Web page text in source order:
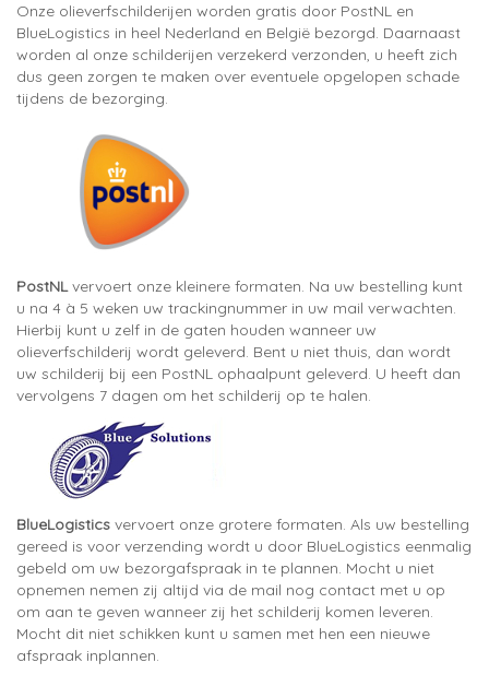
Onze olieverfschilderijen worden gratis door PostNL en
BlueLogistics in heel Nederland en België bezorgd. Daarnaast
worden al onze schilderijen verzekerd verzonden, u heeft zich
dus geen zorgen te maken over eventuele opgelopen schade
tijdens de bezorging.
PostNLvervoert onze kleinere formaten. Na uw bestelling kunt
u na 4 à 5 weken uw trackingnummer in uw mail verwachten.
Hierbij kunt u zelf in de gaten houden wanneer uw
olieverfschilderij wordt geleverd. Bent u niet thuis, dan wordt
uw schilderij bij een PostNL ophaalpunt geleverd. U heeft dan
vervolgens 7 dagen om het schilderij op te halen.
BlueLogistics vervoert onze grotere formaten. Als uw bestelling
gereed is voor verzending wordt u door BlueLogistics eenmalig
gebeld om uw bezorgafspraak in te plannen. Mocht u niet
opnemen nemen zij altijd via de mail nog contact met u op
om aan te geven wanneer zij het schilderij komen leveren.
Mocht dit niet schikken kunt u samen met hen een nieuwe
afspraak inplannen.